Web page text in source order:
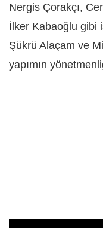
Nergis Çorakçı,
İlker Kabaoğlu gibi
Şükrü Alaçam ve
yapımın